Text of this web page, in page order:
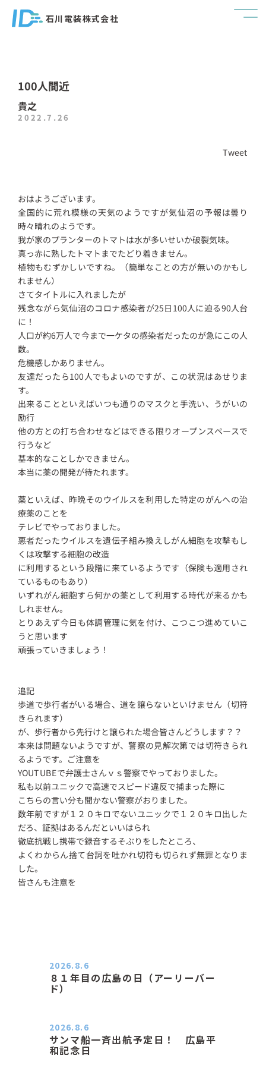
石川電装株式会社
100人間近
貴之
2022.7.26
Tweet
おはようございます。
全国的に荒れ模様の天気のようですが気仙沼の予報は曇り
時々晴れのようです。
我が家のプランターのトマトは水が多いせいか破裂気味。
真っ赤に熟したトマトまでたどり着きません。
植物もむずかしいですね。（簡単なことの方が無いのかもし
れません）
さてタイトルに入れましたが
残念ながら気仙沼のコロナ感染者が25日100人に迫る90人台
に！
人口が約6万人で今まで一ケタの感染者だったのが急にこの人
数。
危機感しかありません。
友達だったら100人でもよいのですが、この状況はあせりま
す。
出来ることといえばいつも通りのマスクと手洗い、うがいの
励行
他の方との打ち合わせなどはできる限りオープンスペースで
行うなど
基本的なことしかできません。
本当に薬の開発が待たれます。
薬といえば、昨晩そのウイルスを利用した特定のがんへの治
療薬のことを
テレビでやっておりました。
悪者だったウイルスを遺伝子組み換えしがん細胞を攻撃もし
くは攻撃する細胞の改造
に利用するという段階に来ているようです（保険も適用され
ているものもあり）
いずれがん細胞すら何かの薬として利用する時代が来るかも
しれません。
とりあえず今日も体調管理に気を付け、こつこつ進めていこ
うと思います
頑張っていきましょう！
追記
歩道で歩行者がいる場合、道を譲らないといけません（切符
きられます）
が、歩行者から先行けと譲られた場合皆さんどうします？？
本来は問題ないようですが、警察の見解次第では切符きられ
るようです。ご注意を
YOUTUBEで弁護士さんｖｓ警察でやっておりました。
私も以前ユニックで高速でスピード違反で捕まった際に
こちらの言い分も聞かない警察がおりました。
数年前ですが１２０キロでないユニックで１２０キロ出した
だろ、証拠はあるんだといいはられ
徹底抗戦し携帯で録音するそぶりをしたところ、
よくわからん捨て台詞を吐かれ切符も切られず無罪となりま
した。
皆さんも注意を
８１年目の広島の日（アーリーバー
ド）
2026.8.6
サンマ船一斉出航予定日！ 広島平
和記念日
2026.8.6